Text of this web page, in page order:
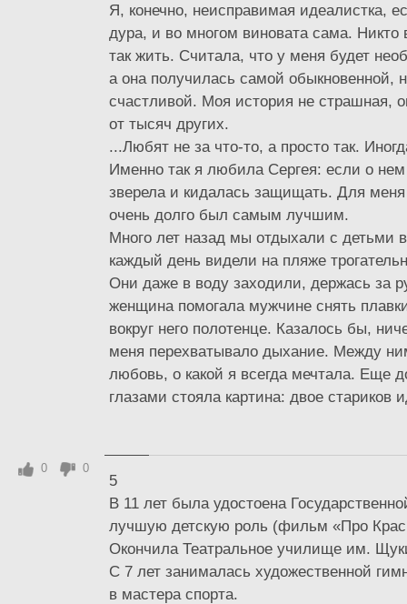
Я, конечно, неисправимая идеалистка,
дура, и во многом виновата сама.
так жить. Считала, что у меня будет
а она получилась самой обыкновенной,
счастливой. Моя история не страшная,
от тысяч других.
...Любят не за что-то, а просто так.
Именно так я любила Сергея: если о
зверела и кидалась защищать. Для
очень долго был самым лучшим.
Много лет назад мы отдыхали с детьми
каждый день видели на пляже
Они даже в воду заходили, держась за
женщина помогала мужчине снять
вокруг него полотенце. Казалось бы,
меня перехватывало дыхание. Между
любовь, о какой я всегда мечтала. Еще
глазами стояла картина: двое стариков
5
В 11 лет была удостоена
лучшую детскую роль (фильм «Про
Окончила Театральное училище им.
С 7 лет занималась художественной
в мастера спорта.
0 0